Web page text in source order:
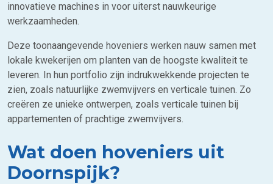
innovatieve machines in voor uiterst nauwkeurige
werkzaamheden.
Deze toonaangevende hoveniers werken nauw samen met
lokale kwekerijen om planten van de hoogste kwaliteit te
leveren. In hun portfolio zijn indrukwekkende projecten te
zien, zoals natuurlijke zwemvijvers en verticale tuinen. Zo
creëren ze unieke ontwerpen, zoals verticale tuinen bij
appartementen of prachtige zwemvijvers.
Wat doen hoveniers uit
Doornspijk?